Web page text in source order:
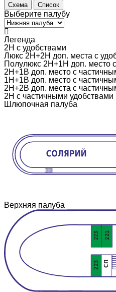
Схема Список
Выберите палубу
Легенда
2Н с удобствами
Люкс 2Н+2Н доп. места с
Полулюкс 2Н+1Н доп. место
2Н+1В доп. место с
1Н+1В доп. место с
2Н+2В доп. места с
2Н с частичными удобствами
Шлюпочная палуба
Верхняя палуба
СП
223 221
223